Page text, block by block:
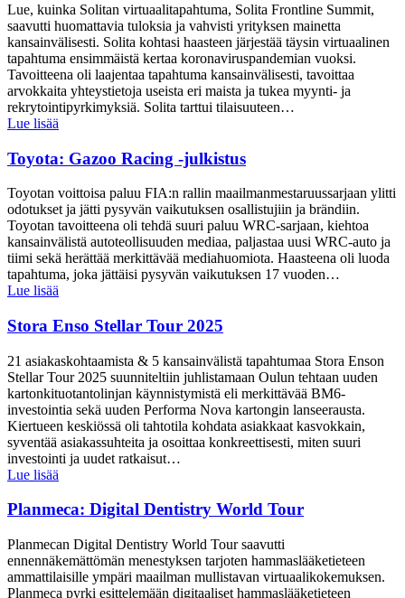
Lue, kuinka Solitan virtuaalitapahtuma, Solita Frontline Summit,
saavutti huomattavia tuloksia ja vahvisti yrityksen mainetta
kansainvälisesti. Solita kohtasi haasteen järjestää täysin virtuaalinen
tapahtuma ensimmäistä kertaa koronaviruspandemian vuoksi.
Tavoitteena oli laajentaa tapahtuma kansainvälisesti, tavoittaa
arvokkaita yhteystietoja useista eri maista ja tukea myynti- ja
rekrytointipyrkimyksiä. Solita tarttui tilaisuuteen…
Lue lisää
Toyota: Gazoo Racing -julkistus
Toyotan voittoisa paluu FIA:n rallin maailmanmestaruussarjaan ylitti
odotukset ja jätti pysyvän vaikutuksen osallistujiin ja brändiin.
Toyotan tavoitteena oli tehdä suuri paluu WRC-sarjaan, kiehtoa
kansainvälistä autoteollisuuden mediaa, paljastaa uusi WRC-auto ja
tiimi sekä herättää merkittävää mediahuomiota. Haasteena oli luoda
tapahtuma, joka jättäisi pysyvän vaikutuksen 17 vuoden…
Lue lisää
Stora Enso Stellar Tour 2025
21 asiakaskohtaamista & 5 kansainvälistä tapahtumaa Stora Enson
Stellar Tour 2025 suunniteltiin juhlistamaan Oulun tehtaan uuden
kartonkituotantolinjan käynnistymistä eli merkittävää BM6-
investointia sekä uuden Performa Nova kartongin lanseerausta.
Kiertueen keskiössä oli tahtotila kohdata asiakkaat kasvokkain,
syventää asiakassuhteita ja osoittaa konkreettisesti, miten suuri
investointi ja uudet ratkaisut…
Lue lisää
Planmeca: Digital Dentistry World Tour
Planmecan Digital Dentistry World Tour saavutti
ennennäkemättömän menestyksen tarjoten hammaslääketieteen
ammattilaisille ympäri maailman mullistavan virtuaalikokemuksen.
Planmeca pyrki esittelemään digitaaliset hammaslääketieteen